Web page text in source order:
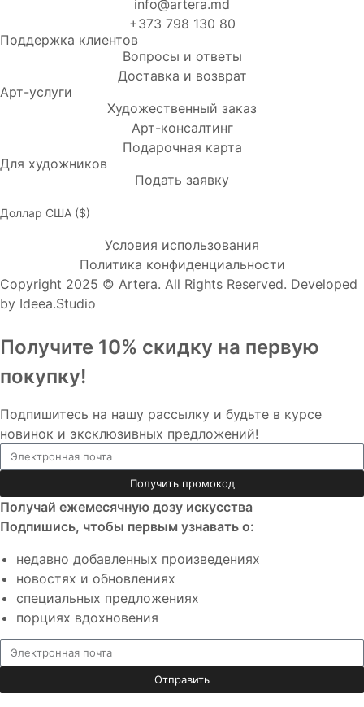
info@artera.md
+373 798 130 80
Поддержка клиентов
Вопросы и ответы
Доставка и возврат
Арт-услуги
Художественный заказ
Арт-консалтинг
Подарочная карта
Для художников
Подать заявку
Доллар США ($)
Условия использования
Политика конфиденциальности
Copyright 2025 © Artera. All Rights Reserved. Developed
by Ideea.Studio
Получите 10% скидку на первую
покупку!
Подпишитесь на нашу рассылку и будьте в курсе
новинок и эксклюзивных предложений!
Получить промокод
Получай ежемесячную дозу искусства
Подпишись, чтобы первым узнавать о:
недавно добавленных произведениях
новостях и обновлениях
специальных предложениях
порциях вдохновения
Отправить